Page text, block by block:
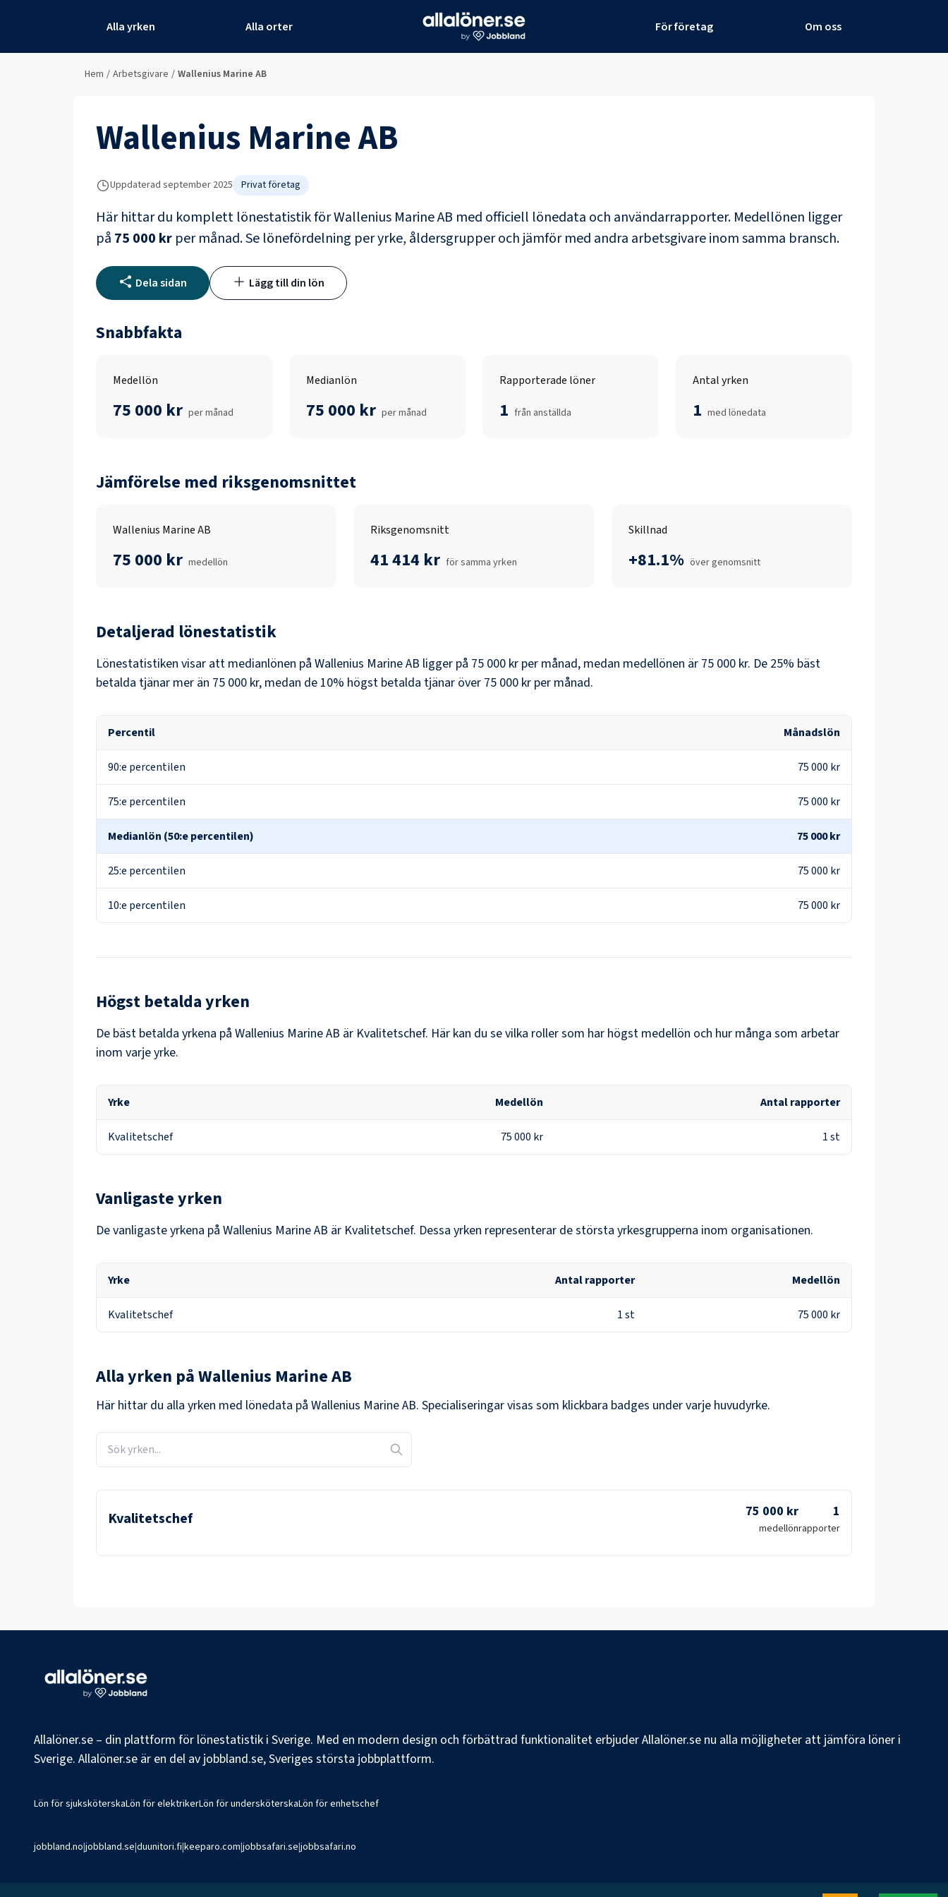
Alla yrken Alla orter För företag Om oss
Hem / Arbetsgivare / Wallenius Marine AB
Wallenius Marine AB
Uppdaterad september 2025 Privat företag
Här hittar du komplett lönestatistik förWallenius Marine AB med officiell lönedata och användarrapporter. Medellönen ligger
på 75 000 kr per månad.Se lönefördelning per yrke, åldersgrupper och jämför med andra arbetsgivare inom samma bransch.
Dela sidan Lägg till din lön
Snabbfakta
Medellön
75 000 kr per månad
Medianlön
75 000 kr per månad
Rapporterade löner
1 från anställda
Antal yrken
1 med lönedata
Jämförelse med riksgenomsnittet
Wallenius Marine AB
75 000 kr medellön
Riksgenomsnitt
41 414 kr för samma yrken
Skillnad
+81.1% över genomsnitt
Detaljerad lönestatistik
Lönestatistiken visar att medianlönen på Wallenius Marine AB ligger på 75 000 kr per månad, medan medellönen är 75 000 kr. De 25% bäst
betalda tjänar mer än 75 000 kr, medan de 10% högst betalda tjänar över 75 000 kr per månad.
Percentil Månadslön
90:e percentilen 75 000 kr
75:e percentilen 75 000 kr
Medianlön (50:e percentilen) 75 000 kr
25:e percentilen 75 000 kr
10:e percentilen 75 000 kr
Högst betalda yrken
De bäst betalda yrkena på Wallenius Marine AB är Kvalitetschef. Här kan du se vilka roller som har högst medellön och hur många som arbetar
inom varje yrke.
Yrke Medellön Antal rapporter
Kvalitetschef 75 000 kr 1st
Vanligaste yrken
De vanligaste yrkena på Wallenius Marine AB är Kvalitetschef. Dessa yrken representerar de största yrkesgrupperna inom organisationen.
Yrke Antal rapporter Medellön
Kvalitetschef 1st 75 000 kr
Alla yrken påWallenius Marine AB
Här hittar du alla yrken med lönedata på Wallenius Marine AB. Specialiseringar visas som klickbara badges under varje huvudyrke.
Kvalitetschef 75 000 kr
medellön
1
rapporter
Allalöner.se – din plattform för lönestatistik i Sverige. Med en modern design och förbättrad funktionalitet erbjuder Allalöner.se nu alla möjligheter att jämföra löner i
Sverige. Allalöner.se är en del av jobbland.se, Sveriges största jobbplattform.
Lön för sjuksköterskaLön för elektrikerLön för undersköterskaLön för enhetschef
jobbland.no|jobbland.se|duunitori.fi|keeparo.com|jobbsafari.se|jobbsafari.no